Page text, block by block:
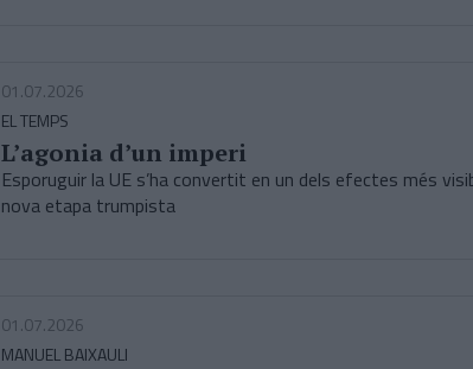
01.07.2026
EL TEMPS
L’agonia d’un imperi
Esporuguir la UE s’ha convertit en un dels efectes més
nova etapa trumpista
01.07.2026
MANUEL BAIXAULI